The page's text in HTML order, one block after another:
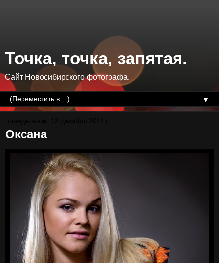
Точка, точка, запятая.
Сайт Новосибирского фотографа.
▼
Оксана